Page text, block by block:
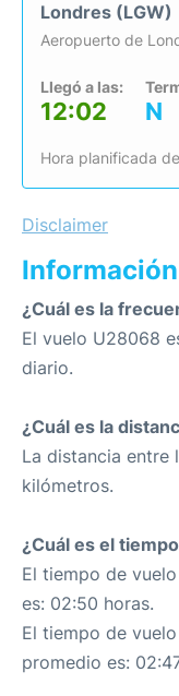
Londres (LGW)
Aeropuerto de
Llegó a las:
12:02 N
Hora planificada
Disclaimer
¿Cuál es la
El vuelo U28068
diario.
¿Cuál es la
La distancia entre
kilómetros.
¿Cuál es el
El tiempo de
es: 02:50 horas.
El tiempo de
promedio es: